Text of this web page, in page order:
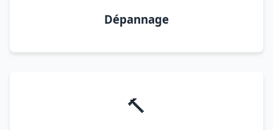
Dépannage
🔨